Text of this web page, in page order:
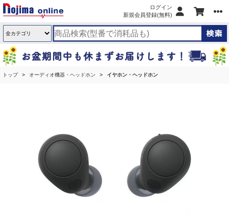
ログイン
新規会員登録(無料)
トップ オーディオ機器・ヘッドホン イヤホン・ヘッドホン